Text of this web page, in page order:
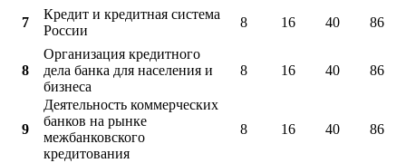
7
Кредит и кредитная система
России
8 16 40 86
8
Организация кредитного
дела банка для населения и
бизнеса
8 16 40 86
9
Деятельность коммерческих
банков на рынке
межбанковского
кредитования
8 16 40 86